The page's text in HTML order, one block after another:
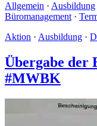
Allgemein · Ausbildung
Büromanagement·
Aktion · Ausbildung ·
Übergabe der
#MWBK